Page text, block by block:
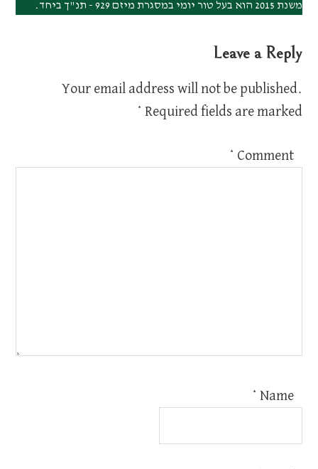
משנת 2015 הוא בעל טור יומי במסגרת מיזם 929 - תנ"ך ביחד.
Leave a Reply
Your email address will not be published.
Required fields are marked
*
Comment
*
Name
*